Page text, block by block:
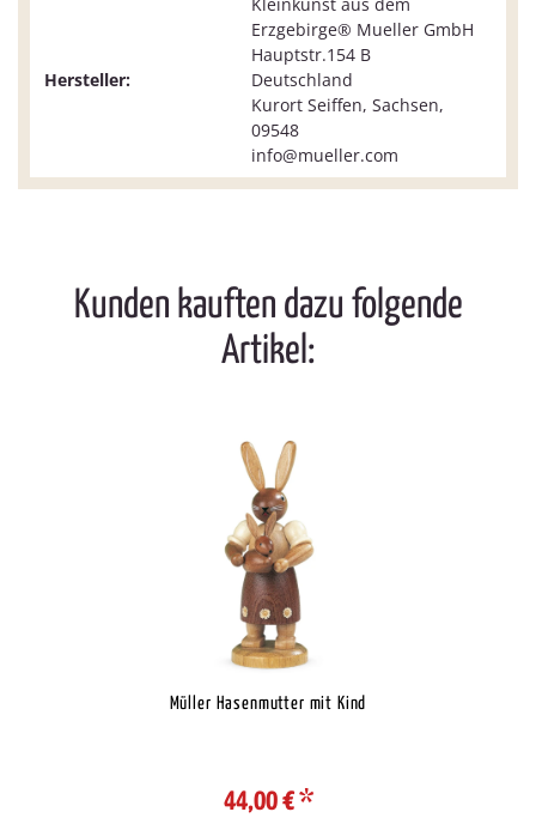
Hersteller:
Erzgebirge® Mueller GmbH
Hauptstr.154 B
Deutschland
Kurort Seiffen, Sachsen,
09548
info@mueller.com
Kunden kauften dazu folgende
Artikel:
Müller Hasenmutter mit Kind
44,00 €*